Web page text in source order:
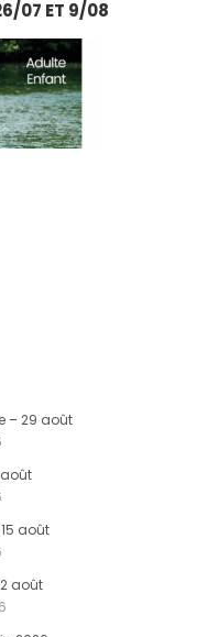
07 ET 9/08
– 29 août
août
août